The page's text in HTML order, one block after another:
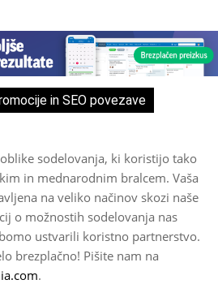
in SEO povezave
sodelovanja, ki koristijo tako
in mednarodnim bralcem. Vaša
na veliko načinov skozi naše
o možnostih sodelovanja nas
ustvarili koristno partnerstvo.
brezplačno! Pišite nam na
.